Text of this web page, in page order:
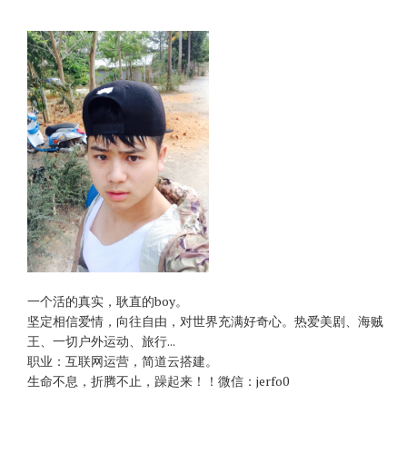
一个活的真实，耿直的boy。
坚定相信爱情，向往自由，对世界充满好奇心。热爱美剧、海贼
王、一切户外运动、旅行...
职业：互联网运营，简道云搭建。
生命不息，折腾不止，躁起来！！微信：jerfo0